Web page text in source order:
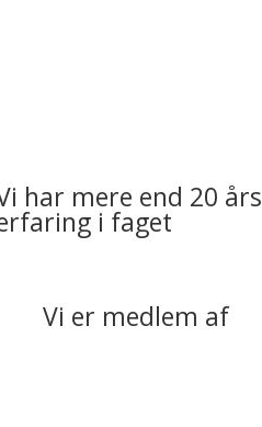
har mere end 20 års
i faget
Vi er medlem af